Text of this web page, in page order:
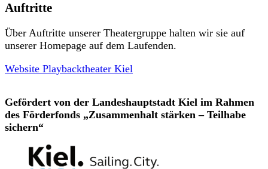
Auftritte
Über Auftritte unserer Theatergruppe halten wir sie auf
unserer Homepage auf dem Laufenden.
Website Playbacktheater Kiel
Gefördert von der Landeshauptstadt Kiel im Rahmen
des Förderfonds „Zusammenhalt stärken – Teilhabe
sichern“